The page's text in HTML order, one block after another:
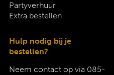
Partyverhuur
Extra bestellen
Hulp nodig bij je
bestellen?
Neem contact op via 085-